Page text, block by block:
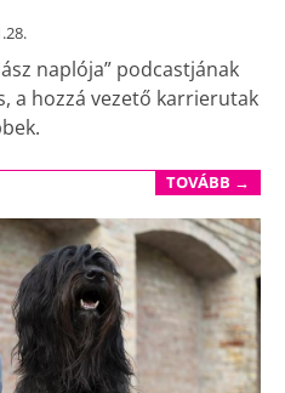
naplója” podcastjának
a hozzá vezető karrierutak
TOVÁBB →